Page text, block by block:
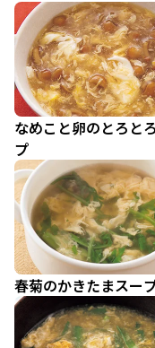
なめこと卵のとろと
プ
春菊のかきたまスー